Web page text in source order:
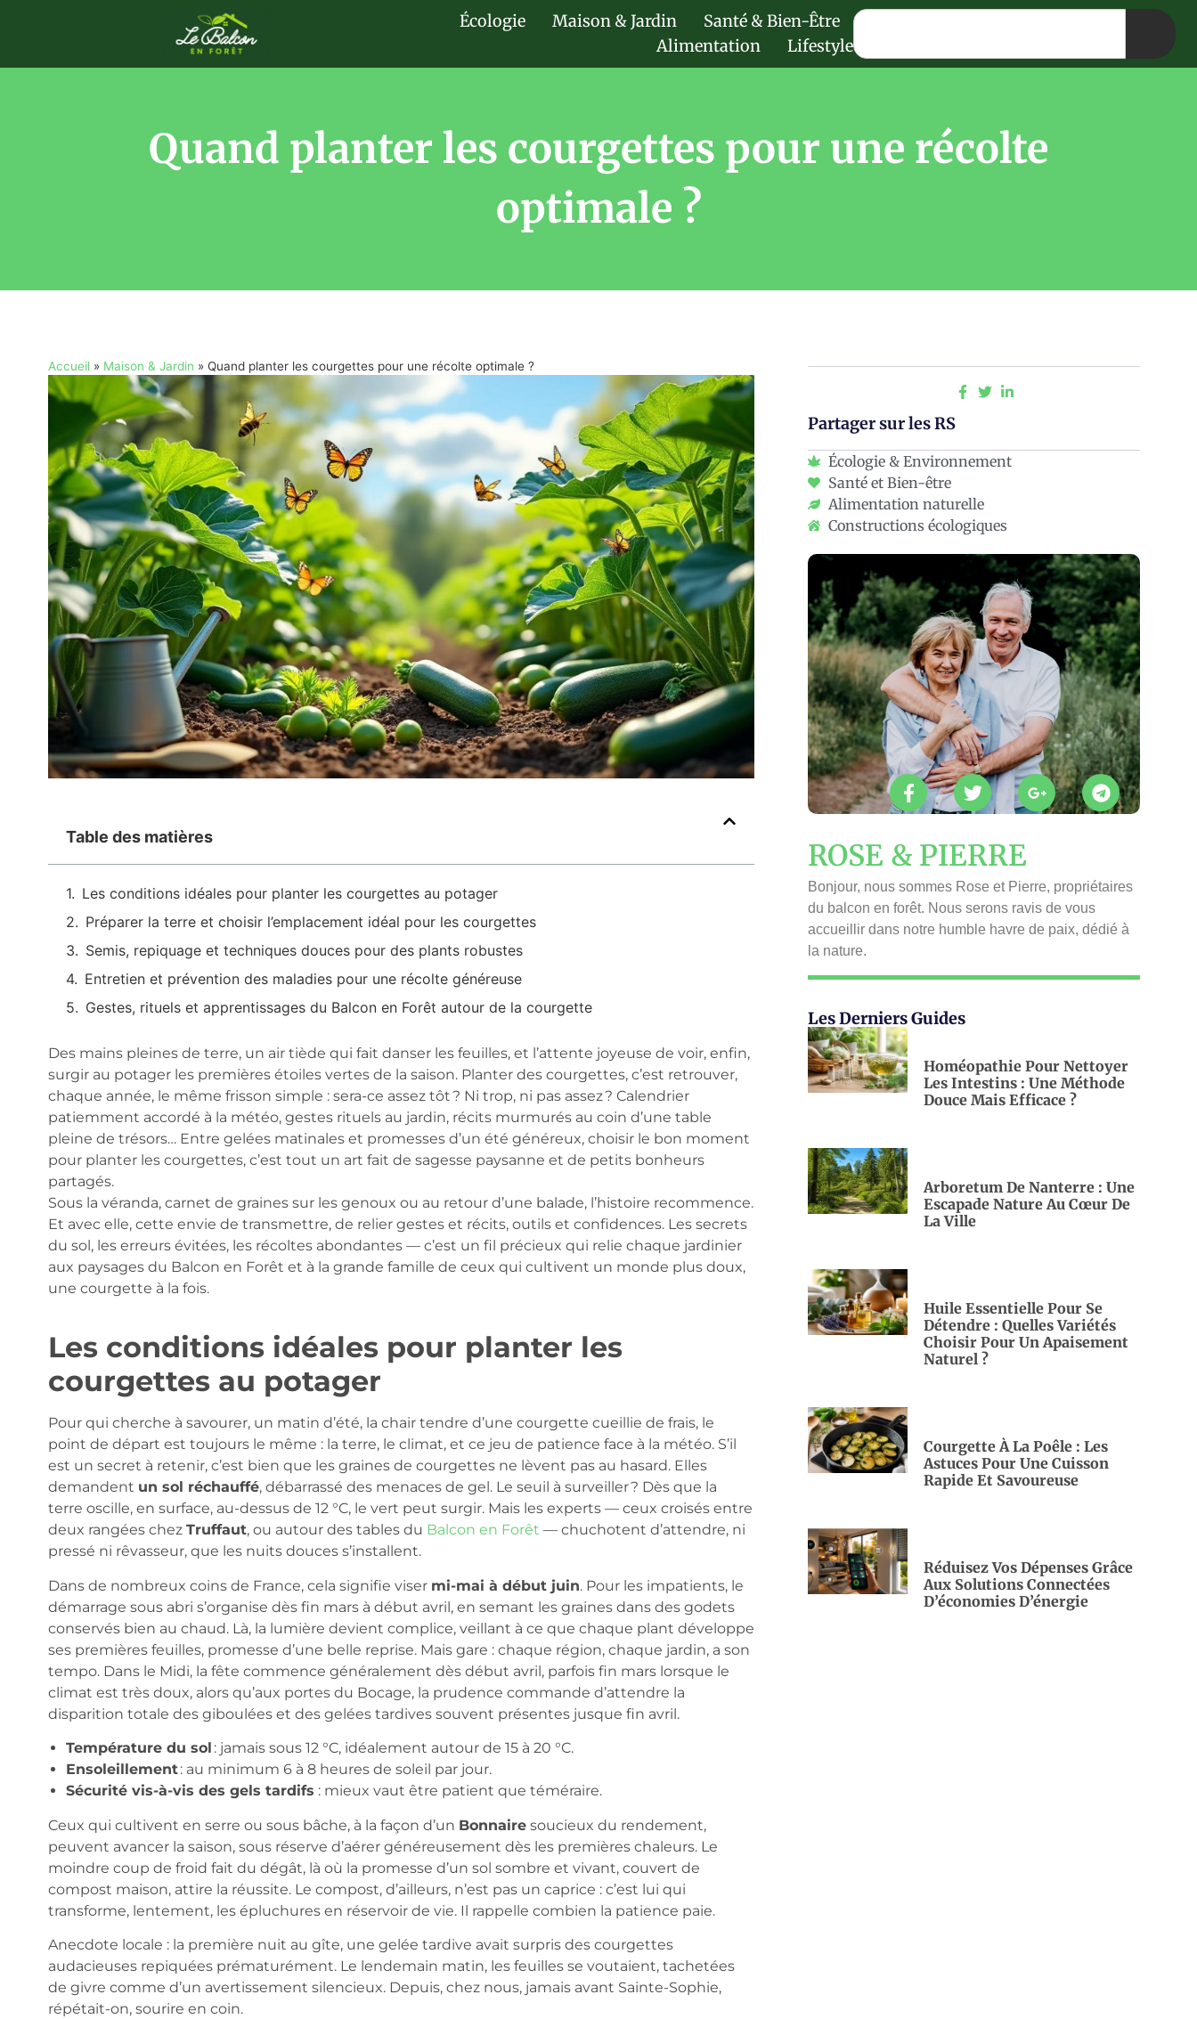
Écologie Maison & Jardin
Santé & Bien-Être
Alimentation
Lifestyle
Quand planter les courgettes pour une récolte
optimale ?
Accueil» Maison & Jardin » Quand planter les courgettes pour une récolte optimale ?
Table des matières
Les conditions idéales pour planter les courgettes au potager
Préparer la terre et choisir l’emplacement idéal pour les courgettes
Semis, repiquage et techniques douces pour des plants robustes
Entretien et prévention des maladies pour une récolte généreuse
Gestes, rituels et apprentissages du Balcon en Forêt autour de la courgette
Des mains pleines de terre, un air tiède qui fait danser les feuilles, et l’attente joyeuse de voir, enfin,
surgir au potager les premières étoiles vertes de la saison. Planter des courgettes, c’est retrouver,
chaque année, le même frisson simple : sera-ce assez tôt ? Ni trop, ni pas assez ? Calendrier
patiemment accordé à la météo, gestes rituels au jardin, récits murmurés au coin d’une table
pleine de trésors… Entre gelées matinales et promesses d’un été généreux, choisir le bon moment
pour planter les courgettes, c’est tout un art fait de sagesse paysanne et de petits bonheurs
partagés.
Sous la véranda, carnet de graines sur les genoux ou au retour d’une balade, l’histoire recommence.
Et avec elle, cette envie de transmettre, de relier gestes et récits, outils et confidences. Les secrets
du sol, les erreurs évitées, les récoltes abondantes — c’est un fil précieux qui relie chaque jardinier
aux paysages du Balcon en Forêt et à la grande famille de ceux qui cultivent un monde plus doux,
une courgette à la fois.
Les conditions idéales pour planter les
courgettes au potager
Pour qui cherche à savourer, un matin d’été, la chair tendre d’une courgette cueillie de frais, le
point de départ est toujours le même : la terre, le climat, et ce jeu de patience face à la météo. S’il
est un secret à retenir, c’est bien que les graines de courgettes ne lèvent pas au hasard. Elles
demandent un sol réchauffé, débarrassé des menaces de gel. Le seuil à surveiller ? Dès que la
terre oscille, en surface, au-dessus de 12 °C, le vert peut surgir. Mais les experts — ceux croisés entre
deux rangées chez Truffaut, ou autour des tables du Balcon en Forêt — chuchotent d’attendre, ni
pressé ni rêvasseur, que les nuits douces s’installent.
Dans de nombreux coins de France, cela signifie viser mi-mai à début juin. Pour les impatients, le
démarrage sous abri s’organise dès fin mars à début avril, en semant les graines dans des godets
conservés bien au chaud. Là, la lumière devient complice, veillant à ce que chaque plant développe
ses premières feuilles, promesse d’une belle reprise. Mais gare : chaque région, chaque jardin, a son
tempo. Dans le Midi, la fête commence généralement dès début avril, parfois fin mars lorsque le
climat est très doux, alors qu’aux portes du Bocage, la prudence commande d’attendre la
disparition totale des giboulées et des gelées tardives souvent présentes jusque fin avril.
Température du sol : jamais sous 12 °C, idéalement autour de 15 à 20 °C.
Ensoleillement: au minimum 6 à 8 heures de soleil par jour.
Sécurité vis-à-vis des gels tardifs : mieux vaut être patient que téméraire.
Ceux qui cultivent en serre ou sous bâche, à la façon d’un Bonnairesoucieux du rendement,
peuvent avancer la saison, sous réserve d’aérer généreusement dès les premières chaleurs. Le
moindre coup de froid fait du dégât, là où la promesse d’un sol sombre et vivant, couvert de
compost maison, attire la réussite. Le compost, d’ailleurs, n’est pas un caprice : c’est lui qui
transforme, lentement, les épluchures en réservoir de vie. Il rappelle combien la patience paie.
Anecdote locale : la première nuit au gîte, une gelée tardive avait surpris des courgettes
audacieuses repiquées prématurément. Le lendemain matin, les feuilles se voutaient, tachetées
de givre comme d’un avertissement silencieux. Depuis, chez nous, jamais avant Sainte-Sophie,
répétait-on, sourire en coin.
Partager sur les RS
Écologie & Environnement
Santé et Bien-être
Alimentation naturelle
Constructions écologiques
ROSE & PIERRE
Bonjour, nous sommes Rose et Pierre, propriétaires
du balcon en forêt. Nous serons ravis de vous
accueillir dans notre humble havre de paix, dédié à
la nature.
Les Derniers Guides
Homéopathie Pour Nettoyer
Les Intestins : Une Méthode
Douce Mais Efficace ?
Arboretum De Nanterre : Une
Escapade Nature Au Cœur De
La Ville
Huile Essentielle Pour Se
Détendre : Quelles Variétés
Choisir Pour Un Apaisement
Naturel ?
Courgette À La Poêle : Les
Astuces Pour Une Cuisson
Rapide Et Savoureuse
Réduisez Vos Dépenses Grâce
Aux Solutions Connectées
D’économies D’énergie